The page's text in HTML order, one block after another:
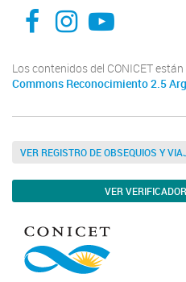
facebook
instagram
Youtube
Los contenidos del CONICET
Commons Reconocimiento 2.5
VER REGISTRO DE OBSEQUIOS Y
VER